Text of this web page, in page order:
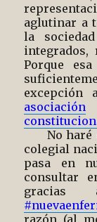
aglutinar a
la
integrados,
Porque
excepción
asociación
No haré
colegial
pasa en
consultar
gracias
razón (al